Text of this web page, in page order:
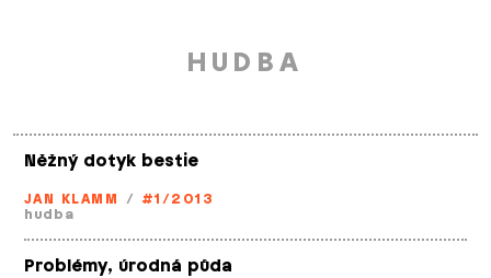
HUDBA
Něžný dotyk bestie
JAN KLAMM / #1/2013
hudba
Problémy, úrodná půda